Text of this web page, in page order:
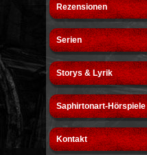
Rezensionen
Serien
Storys & Lyrik
Saphirtonart-Hörspiele
Kontakt